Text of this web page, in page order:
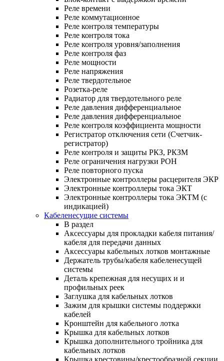
Реле времени
Реле коммутационное
Реле контроля температуры
Реле контроля тока
Реле контроля уровня/заполнения
Реле контроля фаз
Реле мощности
Реле напряжения
Реле твердотельное
Розетка-реле
Радиатор для твердотельного реле
Реле давления дифференциальное
Реле давления дифференциальное
Реле контроля коэффициента мощности
Регистратор отключения сети (Счетчик-
регистратор)
Реле контроля и защиты РКЗ, РКЗМ
Реле ограничения нагрузки РОН
Реле повторного пуска
Электронные контроллеры расцерителя ЭКР
Электронные контроллеры тока ЭКТ
Электронные контроллеры тока ЭКТМ (с
индикацией)
Кабеленесущие системы
В раздел
Аксессуары для прокладки кабеля питания/
кабеля для передачи данных
Аксессуары кабельных лотков монтажные
Держатель трубы/кабеля кабеленесущей
системы
Деталь крепежная для несущих и и
профильных реек
Заглушка для кабельных лотков
Зажим для крышки системы поддержки
кабелей
Кронштейн для кабельного лотка
Крышка для кабельных лотков
Крышка дополнительного тройника для
кабельных лотков
Крышка крестовины/крестообразной секции